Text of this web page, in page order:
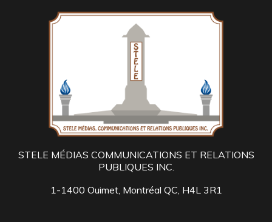
STELE MÉDIAS COMMUNICATIONS ET RELATIONS
PUBLIQUES INC.
1-1400 Ouimet, Montréal QC, H4L 3R1